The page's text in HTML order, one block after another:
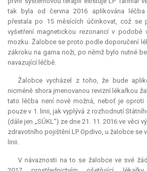
tak byla od června 2016 aplikována léčba
přestala po 15 měsících účinkovat, což se
vyšetření magnetickou rezonancí v podobě
mozku. Žalobce se proto podle doporučení
zákroku na gama noži, po němž bylo nutné
navazující léčbě.
Žalobce vycházel z toho, že bude
nicméně shora jmenovanou revizní lékařkou
tato léčba není nově možná, neboť je oproti
pouze v 1. linii, jak vyplývá z rozhodnutí
(dále jen „SÚKL“) ze dne 21. 11. 2016 ve věci
zdravotního pojištění LP Opdivo, u žalobce se
linii.
V návaznosti na to se žalobce ve své